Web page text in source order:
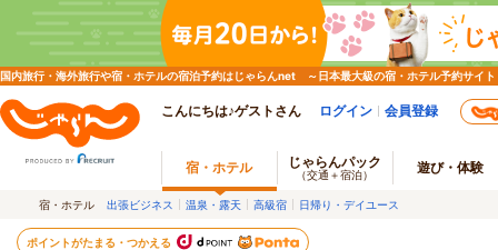
国内旅行・海外旅行や宿・ホテルの宿泊予約はじゃらんnet ～日本最大級の宿・ホテル予約サイト
こんにちは♪ゲストさん ログイン 会員登録
宿・ホテル じゃらんパック
（交通＋宿泊） 遊び・体験
宿・ホテル 出張ビジネス 温泉・露天 高級宿 日帰り・デイユース
ポイントがたまる・つかえる